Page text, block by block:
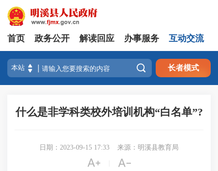
首页 政务公开 解读回应 办事服务 互动交流
 长者模式
什么是非学科类校外培训机构“白名单”?
日期：2023-09-15 17:33 来源：明溪县教育局
 